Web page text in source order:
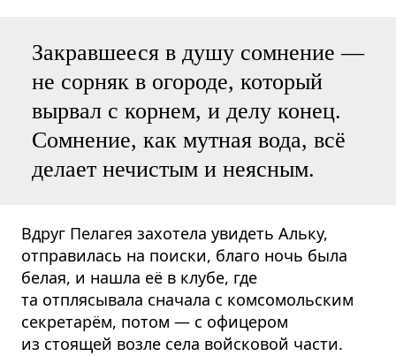
Закравшееся в душу сомнение —
не сорняк в огороде, который
вырвал с корнем, и делу конец.
Сомнение, как мутная вода, всё
делает нечистым и неясным.
Вдруг Пелагея захотела увидеть Альку,
отправилась на поиски, благо ночь была
белая, и нашла её в клубе, где
та отплясывала сначала с комсомольским
секретарём, потом — с офицером
из стоящей возле села войсковой части.